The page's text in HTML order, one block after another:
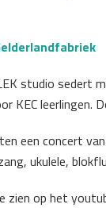
studio sedert
KEC leerlingen.
een concert
ukulele,
op het